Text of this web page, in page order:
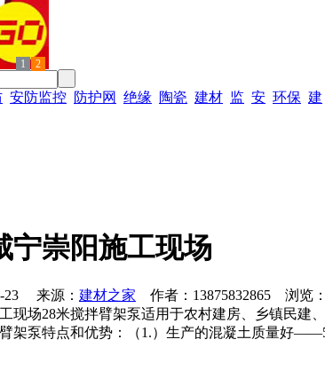
1 2
安防监控 防护网 绝缘 陶瓷 建材 监 安 环保 建
宁崇阳施工现场
23 来源： 建材之家 作者：13875832865 浏览：
现场28米搅拌臂架泵适用于农村建房、乡镇民
架泵特点和优势：（1.）生产的混凝土质量好